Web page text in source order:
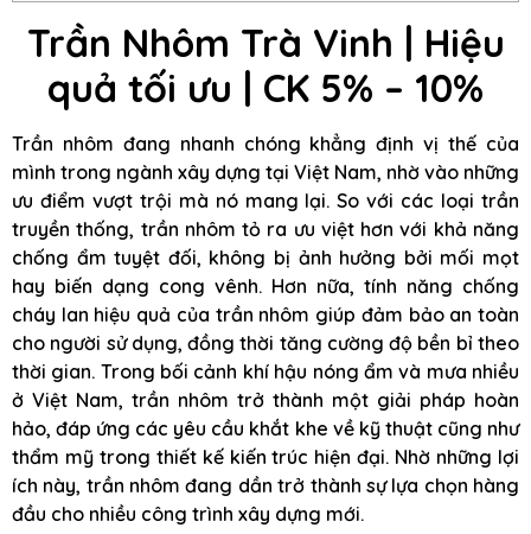
Trần Nhôm Trà Vinh | Hiệu
quả tối ưu | CK 5% – 10%
Trần nhôm đang nhanh chóng khẳng định vị thế của
mình trong ngành xây dựng tại Việt Nam, nhờ vào những
ưu điểm vượt trội mà nó mang lại. So với các loại trần
truyền thống, trần nhôm tỏ ra ưu việt hơn với khả năng
chống ẩm tuyệt đối, không bị ảnh hưởng bởi mối mọt
hay biến dạng cong vênh. Hơn nữa, tính năng chống
cháy lan hiệu quả của trần nhôm giúp đảm bảo an toàn
cho người sử dụng, đồng thời tăng cường độ bền bỉ theo
thời gian. Trong bối cảnh khí hậu nóng ẩm và mưa nhiều
ở Việt Nam, trần nhôm trở thành một giải pháp hoàn
hảo, đáp ứng các yêu cầu khắt khe về kỹ thuật cũng như
thẩm mỹ trong thiết kế kiến trúc hiện đại. Nhờ những lợi
ích này, trần nhôm đang dần trở thành sự lựa chọn hàng
đầu cho nhiều công trình xây dựng mới.